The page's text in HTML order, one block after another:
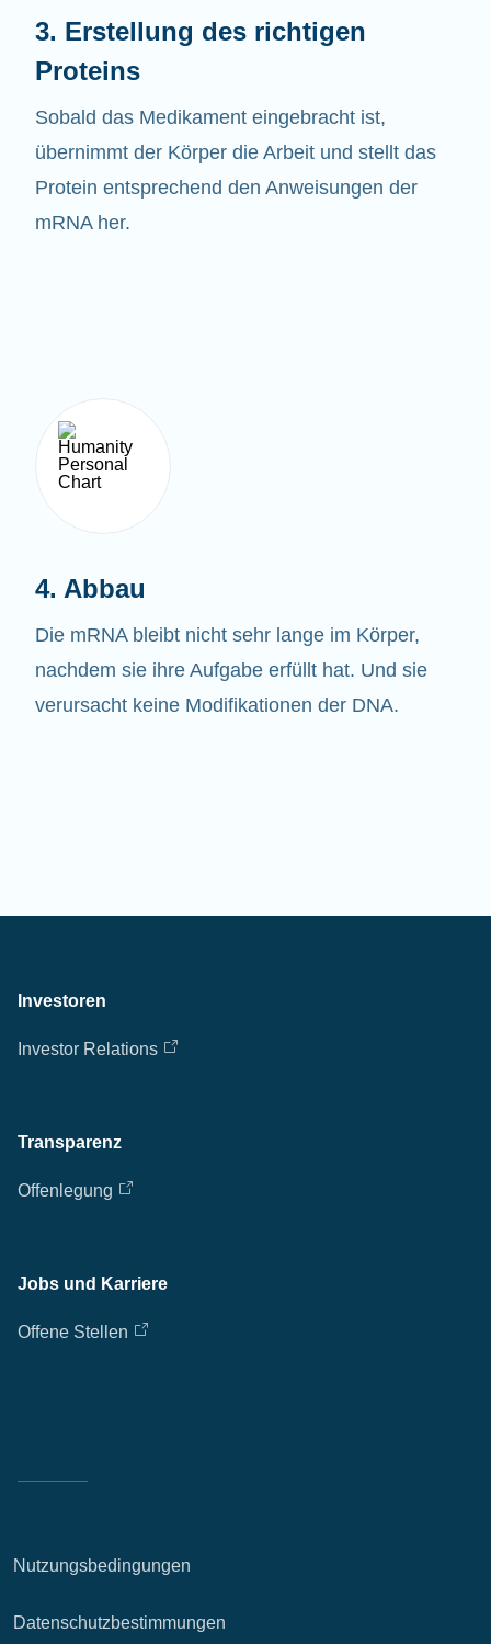
3. Erstellung des richtigen
Proteins
Sobald das Medikament eingebracht ist,
übernimmt der Körper die Arbeit und stellt das
Protein entsprechend den Anweisungen der
mRNA her.
4. Abbau
Die mRNA bleibt nicht sehr lange im Körper,
nachdem sie ihre Aufgabe erfüllt hat. Und sie
verursacht keine Modifikationen der DNA.
Investoren
Investor Relations
Transparenz
Offenlegung
Jobs und Karriere
Offene Stellen
Nutzungsbedingungen
Datenschutzbestimmungen